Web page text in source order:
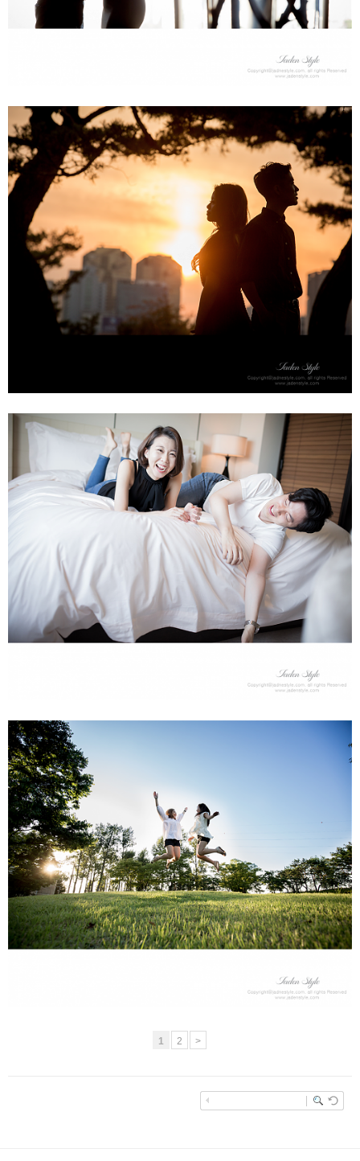
데이트스냅&셀프웨딩 - 올림픽공원
리마인드웨딩 호텔스냅 - 신라호텔
우정스냅 - 선유도공원
1 2 >